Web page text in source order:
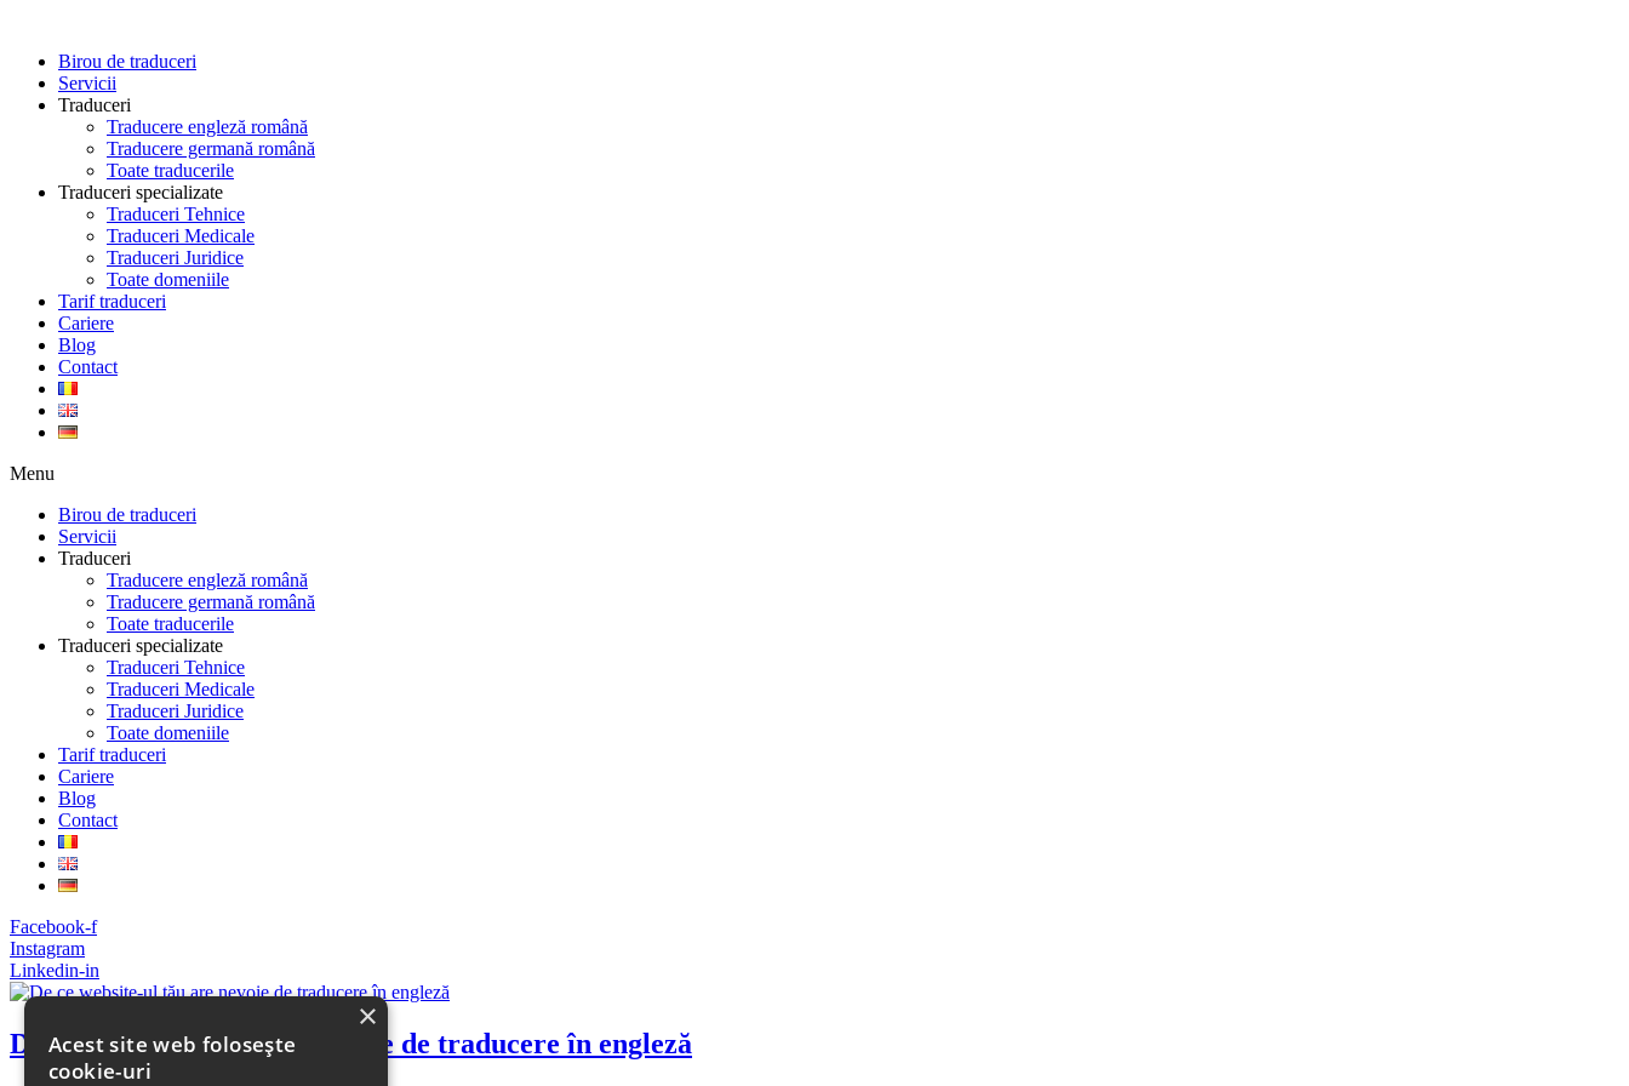
contentBirou de traduceri
Servicii
Traduceri
Traducere engleză română
Traducere germană română
Toate traducerile
Traduceri specializate
Traduceri Tehnice
Traduceri Medicale
Traduceri Juridice
Toate domeniile
Tarif traduceri
Cariere
Blog
Contact
Menu
Birou de traduceri
Servicii
Traduceri
Traducere engleză română
Traducere germană română
Toate traducerile
Traduceri specializate
Traduceri Tehnice
Traduceri Medicale
Traduceri Juridice
Toate domeniile
Tarif traduceri
Cariere
Blog
Contact
Facebook-f
Instagram
Linkedin-in
De ce website-ul tău are nevoie de traducere în engleză
×
Acest site web folosește
cookie-uri